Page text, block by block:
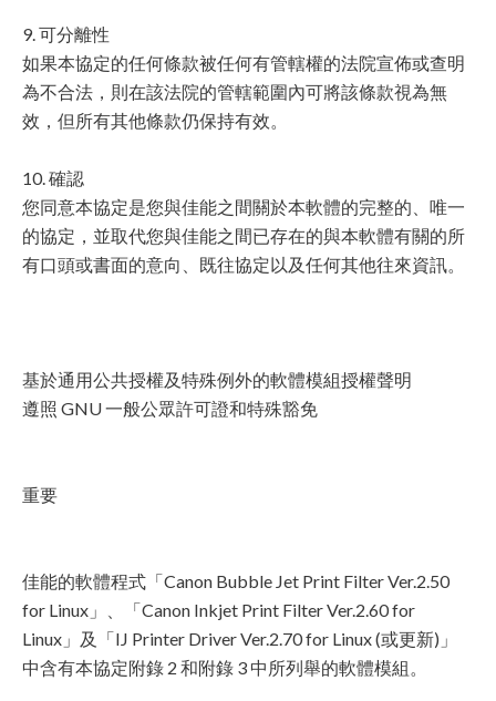
9. 可分離性
如果本協定的任何條款被任何有管轄權的法院宣佈或查明
為不合法，則在該法院的管轄範圍內可將該條款視為無
效，但所有其他條款仍保持有效。
10. 確認
您同意本協定是您與佳能之間關於本軟體的完整的、唯一
的協定，並取代您與佳能之間已存在的與本軟體有關的所
有口頭或書面的意向、既往協定以及任何其他往來資訊。
基於通用公共授權及特殊例外的軟體模組授權聲明
遵照 GNU 一般公眾許可證和特殊豁免
重要
佳能的軟體程式「Canon Bubble Jet Print Filter Ver.2.50
for Linux」、「Canon Inkjet Print Filter Ver.2.60 for
Linux」及「IJ Printer Driver Ver.2.70 for Linux (或更新)」
中含有本協定附錄 2 和附錄 3 中所列舉的軟體模組。